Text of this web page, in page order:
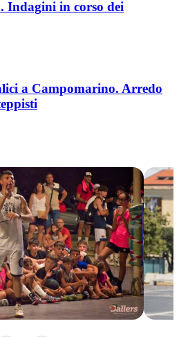
Indagini in corso dei
a Campomarino. Arredo